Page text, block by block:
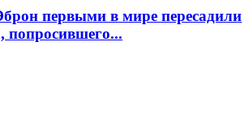
первыми в мире пересадили
попросившего...